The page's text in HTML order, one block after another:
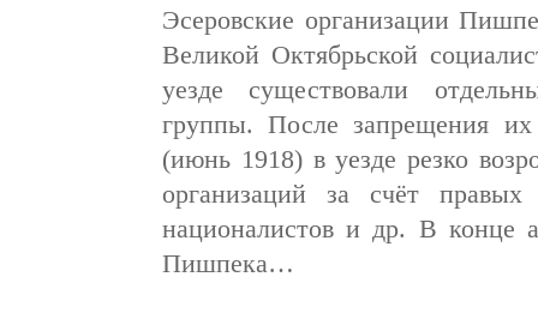
Эсеровские организации
Великой Октябрьской
уезде существовали
группы. После запрещения их
(июнь 1918) в уезде резко
организаций за счёт
националистов и др. В конце
Пишпека…